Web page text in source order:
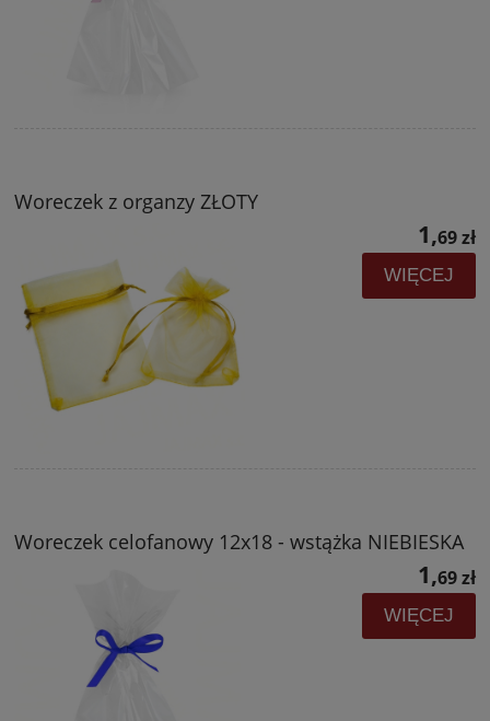
Woreczek z organzy ZŁOTY
1,69 zł
WIĘCEJ
Woreczek celofanowy 12x18 - wstążka NIEBIESKA
1,69 zł
WIĘCEJ